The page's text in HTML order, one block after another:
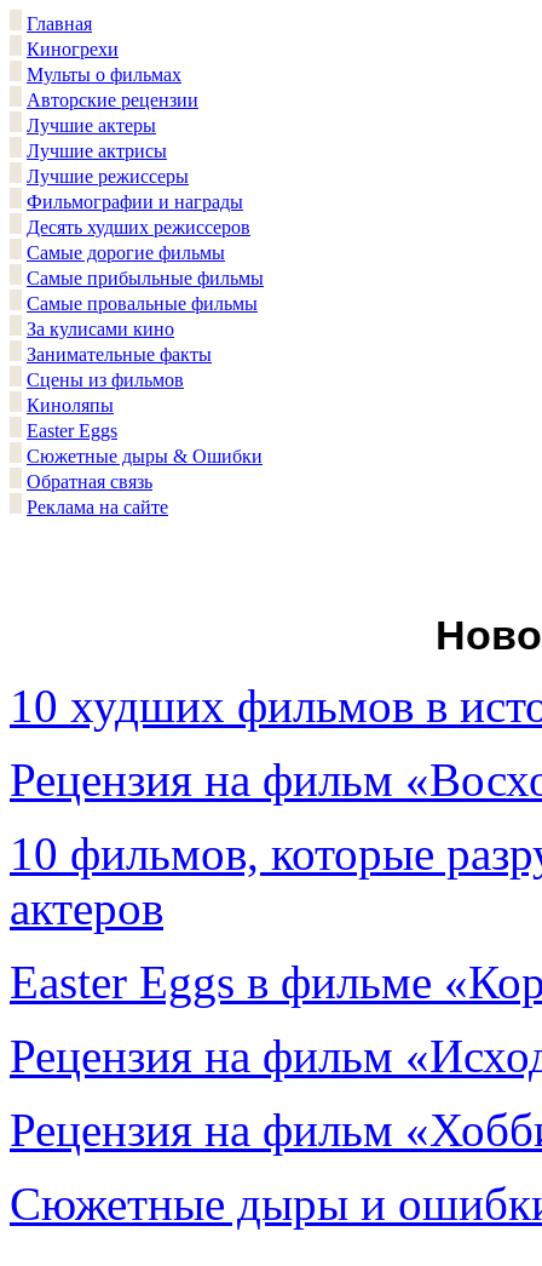
Главная
Киногрехи
Мульты о фильмах
Авторские рецензии
Лучшие актеры
Лучшие актрисы
Лучшие режиссеры
Фильмографии и награды
Десять худших режиссеров
Самые дорогие фильмы
Самые прибыльные фильмы
Самые провальные фильмы
За кулисами кино
Занимательные факты
Сцены из фильмов
Киноляпы
Easter Eggs
Сюжетные дыры & Ошибки
Обратная связь
Реклама на сайте
10 худших фильмов в
Рецензия на фильм
10 фильмов, которые
актеров
Easter Eggs в фильме
Рецензия на фильм
Рецензия на фильм
Сюжетные дыры и